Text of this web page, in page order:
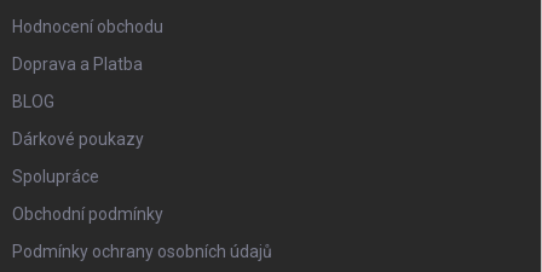
Hodnocení obchodu
Doprava a Platba
BLOG
Dárkové poukazy
Spolupráce
Obchodní podmínky
Podmínky ochrany osobních údajů